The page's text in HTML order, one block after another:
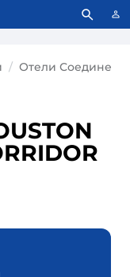
Что это значит?
Отели